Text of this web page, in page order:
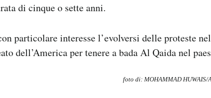
di cinque o sette anni.
particolare interesse l’evolversi delle proteste
dell’America per tenere a bada Al Qaida nel
foto di: MOHAMMAD HUWAIS/